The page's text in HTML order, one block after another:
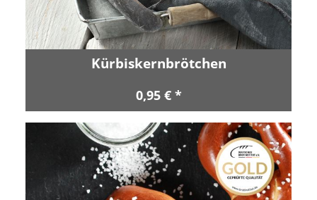
Kürbiskernbrötchen
0,95 € *